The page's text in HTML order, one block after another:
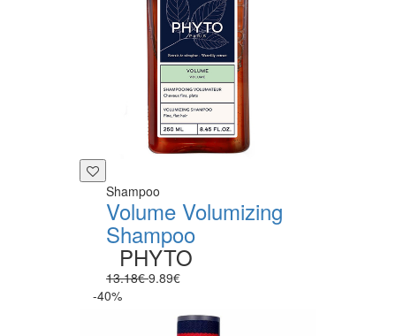
Shampoo
Volume Volumizing
Shampoo
PHYTO
13.18€9.89€
-40%